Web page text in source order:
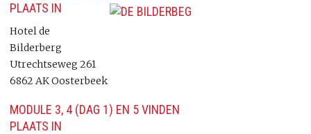
PLAATS IN
Hotel de
Bilderberg
Utrechtseweg 261
6862 AK Oosterbeek
MODULE 3, 4 (DAG 1) EN 5 VINDEN
PLAATS IN